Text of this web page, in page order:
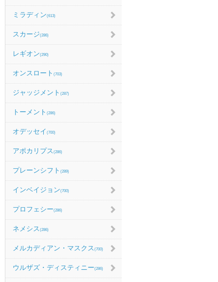
ミラディン(613)
スカージ(286)
レギオン(290)
オンスロート (703)
ジャッジメント (287)
トーメント (286)
オデッセイ (700)
アポカリプス (286)
プレーンシフト (289)
インベイジョン(700)
プロフェシー(286)
ネメシス (286)
メルカディアン・マスクス (700)
ウルザズ・ディスティニー(286)